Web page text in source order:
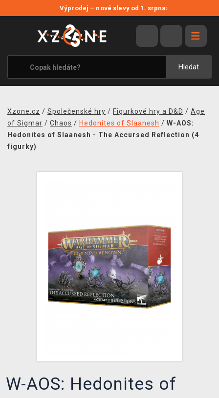
Výprodej – nové slevy od 1. srpna›
Hledat
VÝPRODEJ
VIDEOHRY
XZONE ORIGINALS
TÉMATIKY
MERCHANDISE
SPOLEČENSKÉ HRY
DOPRAVA
XZONE KLUB
TCG & BOARDGAME HUB
VÝKUP HER (BAZAR)
Xzone.cz / Společenské hry / Figurkové hry a D&D / Age
of Sigmar / Chaos / Hedonites of Slaanesh / W-AOS:
Hedonites of Slaanesh - The Accursed Reflection (4
figurky)
W-AOS: Hedonites of